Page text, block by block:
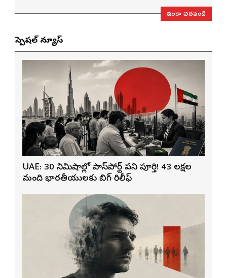
ఇంకా చదవండి
స్పెషల్ న్యూస్
UAE: 30 నిమిషాల్లో పాస్‌పోర్ట్ పని పూర్తి! 43 లక్షల
మంది భారతీయులకు బిగ్ రిలీఫ్